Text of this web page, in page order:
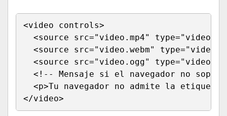
<video controls>
<source src="video.mp4" type="video/
<source src="video.webm" type="video/
<source src="video.ogg" type="video/
<!-- Mensaje si el navegador no
  <p>Tu navegador no admite la etiqueta
</video>